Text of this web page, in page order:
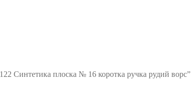
Синтетика плоска № 16 коротка ручка рудий ворс”